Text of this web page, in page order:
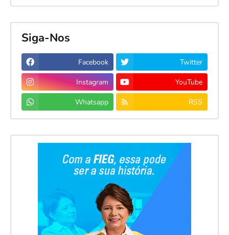
Siga-Nos
Facebook Twitter
Instagram YouTube
Whatsapp RSS